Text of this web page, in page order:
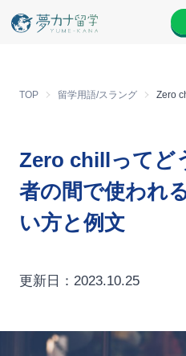
TOP 留学用語/スラング Zero
Zero chillってど
者の間で使われ
い方と例文
更新日：2023.10.25